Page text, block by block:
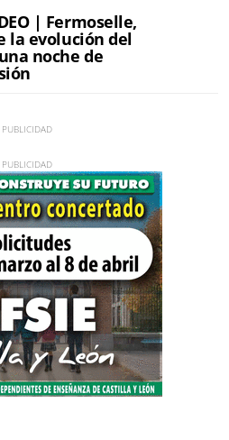
| Fermoselle,
la evolución del
noche de